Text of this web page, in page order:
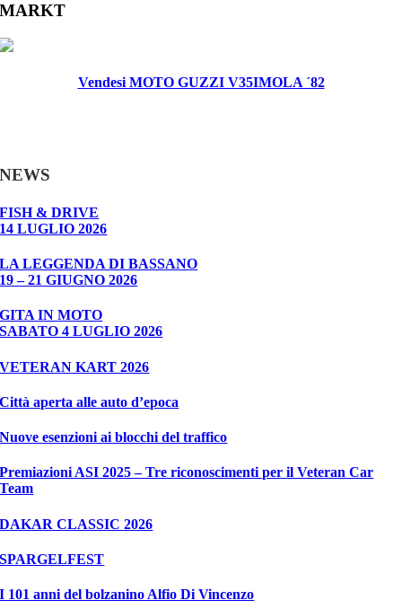
MARKT
Vendesi MOTO GUZZI V35IMOLA ´82
NEWS
FISH & DRIVE
14 LUGLIO 2026
LA LEGGENDA DI BASSANO
19 – 21 GIUGNO 2026
GITA IN MOTO
SABATO 4 LUGLIO 2026
VETERAN KART 2026
Città aperta alle auto d’epoca
Nuove esenzioni ai blocchi del traffico
Premiazioni ASI 2025 – Tre riconoscimenti per il Veteran Car
Team
DAKAR CLASSIC 2026
SPARGELFEST
I 101 anni del bolzanino Alfio Di Vincenzo